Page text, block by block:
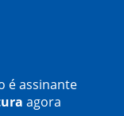
é assinante
agora